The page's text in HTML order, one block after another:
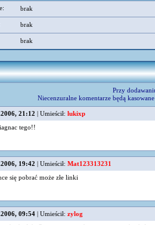
brak
brak
brak
Przy
Niecenzuralne komentarze będą
21:12 | Umieścił: lukixp
tego!!
19:42 | Umieścił: Mat123313231
się pobrać może złe linki
09:54 | Umieścił: zylog